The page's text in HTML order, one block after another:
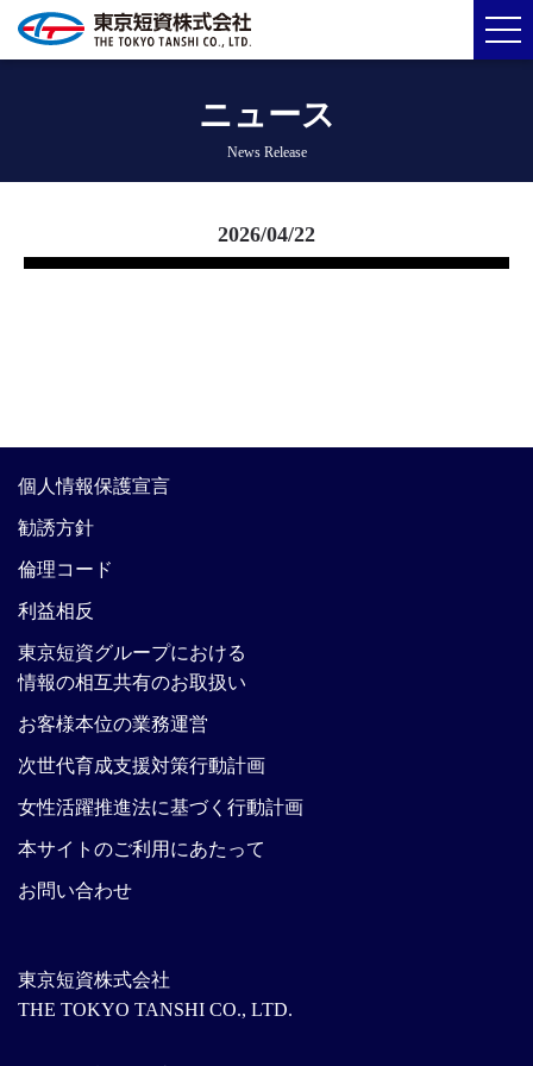
ニュース
News Release
2026/04/22
東京短資株式会社
THE TOKYO TANSHI CO., LTD.
個人情報保護宣言
勧誘方針
倫理コード
利益相反
東京短資グループにおける
情報の相互共有のお取扱い
お客様本位の業務運営
次世代育成支援対策行動計画
女性活躍推進法に基づく行動計画
本サイトのご利用にあたって
お問い合わせ